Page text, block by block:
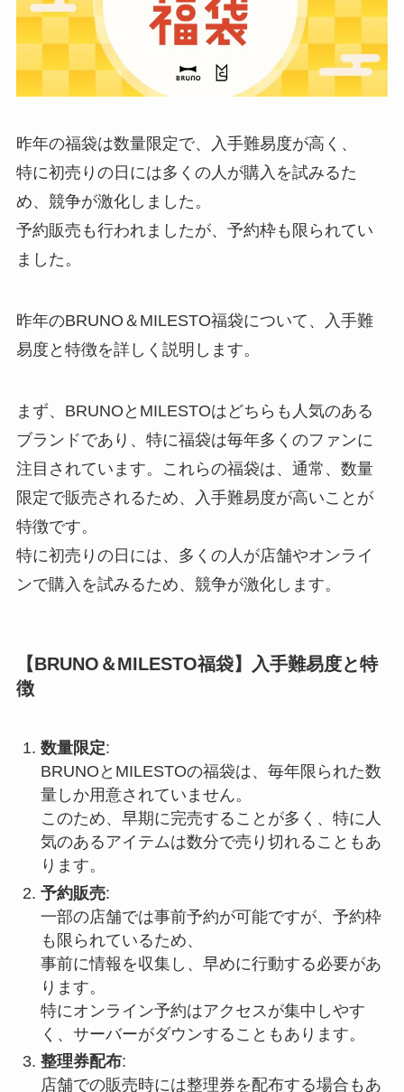
昨年の福袋は数量限定で、入手難易度が高く、
特に初売りの日には多くの人が購入を試みるた
め、競争が激化しました。
予約販売も行われましたが、予約枠も限られてい
ました。
昨年のBRUNO＆MILESTO福袋について、入手難
易度と特徴を詳しく説明します。
まず、BRUNOとMILESTOはどちらも人気のある
ブランドであり、特に福袋は毎年多くのファンに
注目されています。これらの福袋は、通常、数量
限定で販売されるため、入手難易度が高いことが
特徴です。
特に初売りの日には、多くの人が店舗やオンライ
ンで購入を試みるため、競争が激化します。
【BRUNO＆MILESTO福袋】入手難易度と特
徴
数量限定:
BRUNOとMILESTOの福袋は、毎年限られた数
量しか用意されていません。
このため、早期に完売することが多く、特に人
気のあるアイテムは数分で売り切れることもあ
ります。
予約販売:
一部の店舗では事前予約が可能ですが、予約枠
も限られているため、
事前に情報を収集し、早めに行動する必要があ
ります。
特にオンライン予約はアクセスが集中しやす
く、サーバーがダウンすることもあります。
整理券配布:
店舗での販売時には整理券を配布する場合もあ